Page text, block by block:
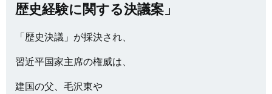
歴史経験に関する決議案」
「歴史決議」が採決され、
習近平国家主席の権威は、
建国の父、毛沢東や